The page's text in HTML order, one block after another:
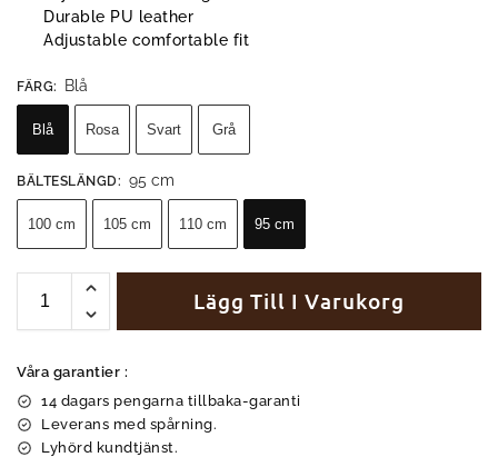
Durable PU leather
Adjustable comfortable fit
FÄRG: Blå
Blå Rosa Svart Grå
BÄLTESLÄNGD: 95 cm
100 cm 105 cm 110 cm 95 cm
Lägg Till I Varukorg
Våra garantier :
14 dagars pengarna tillbaka-garanti
Leverans med spårning.
Lyhörd kundtjänst.